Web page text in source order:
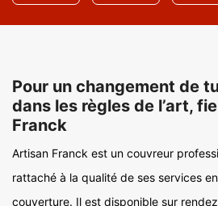
Pour un changement de
dans les règles de l’art,
Franck
Artisan Franck est un couvreur
rattaché à la qualité de ses services
couverture. Il est disponible sur